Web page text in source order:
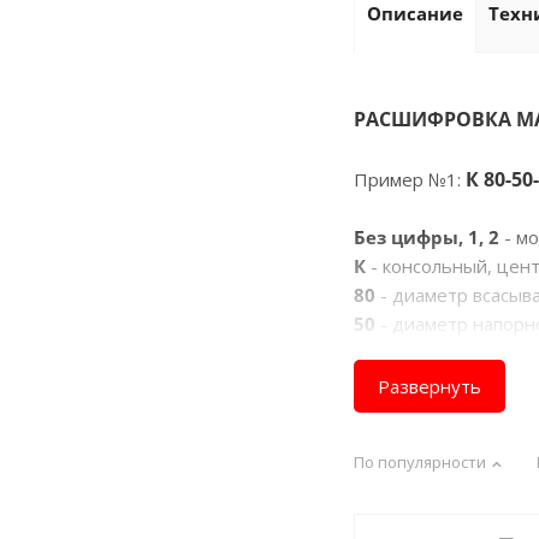
Описание
РАСШИФРОВКА
Пример №1: К 80-
Без цифры, 1, 2 -
К - консольный,
80 - диаметр
50 - диаметр
а, б, в, м-
без буквы-
УХЛ4-
Развернуть
По популярности